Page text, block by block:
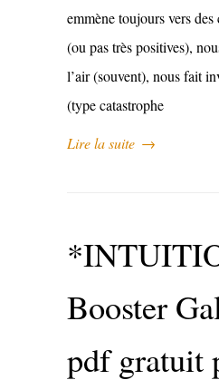
emmène toujours vers des
(ou pas très positives),
l’air (souvent), nous fait
(type catastrophe
Lire la suite →
Booster
pdf gratuit